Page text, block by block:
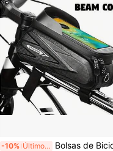
-10% Últimos 3 dias Bolsas de Bicicleta, Bolsa de Quadro de Bicicleta Leve, Suporte de Telefone Frontal Impermeável para Bicicleta, Bolsa Superior de Bicicleta Durável, Acessórios de Bicicleta para Bicicleta